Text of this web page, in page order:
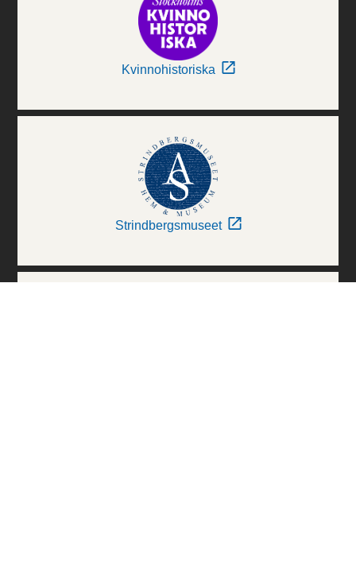
Kvinnohistoriska
Strindbergsmuseet